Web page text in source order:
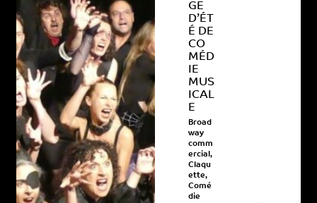
GE
D’ÉT
É DE
CO
MÉD
IE
MUS
ICAL
E
Broad
way
comm
ercial,
Claqu
ette,
Comé
die